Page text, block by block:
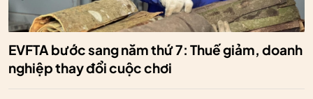
EVFTA bước sang năm thứ 7: Thuế giảm, doanh
nghiệp thay đổi cuộc chơi